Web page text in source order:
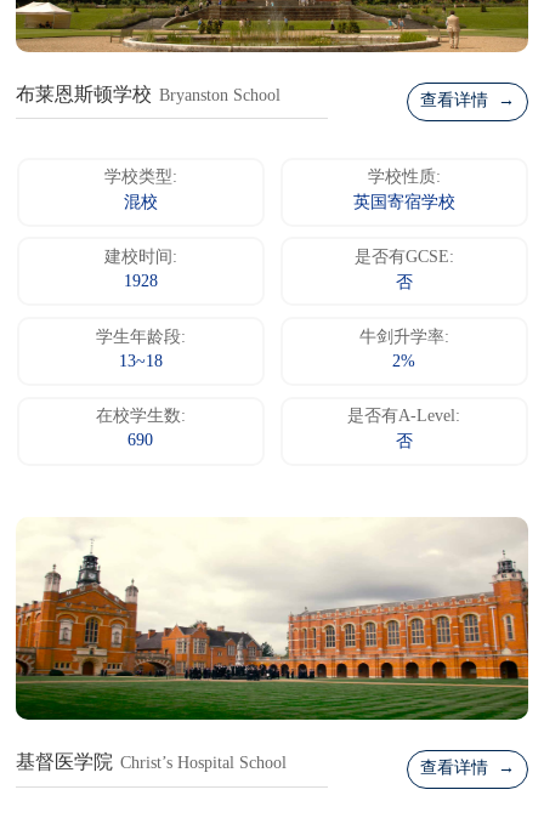
布莱恩斯顿学校 Bryanston School 查看详情 →
学校类型:
混校
学校性质:
英国寄宿学校
建校时间:
1928
是否有GCSE:
否
学生年龄段:
13~18
牛剑升学率:
2%
在校学生数:
690
是否有A-Level:
否
基督医学院 Christ’s Hospital School 查看详情 →